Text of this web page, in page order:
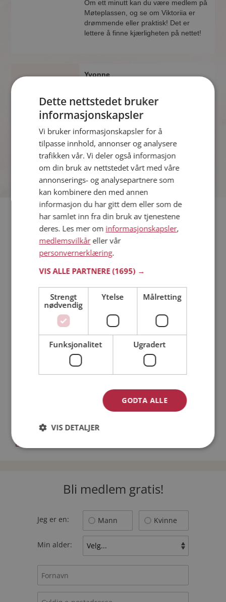
Om ett minutt kan du være medlem på
Møteplassen, og se om Viktoriia er
drømmende eller praktisk! Det er
lettere å finne kjærligheten på nettet!
Yvonne
Søker mann 42 - 53 år
Liker du å reise? Det gjør kanskje
Yvonne også. Bli medlem nå for å finne
svaret og mengder av andre
spennende fakta.
Hvis du søker dating i Sør-Varanger har du kommet til riktig
sted. På Møteplassen kan du bli medlem og søke blant
tusenvis av datinginteresserte single i Sør-Varanger
Läs mer
Trinn 1 - Bli medlem og lag en presentasjon
Trinn 2 - Slik fungerer våre søkefunksjoner
Trinn 3 - Tips til hvordan du tar kontakt
Sikker dating
Dating på mobilen
Nettdatingtips
Date kvinner i Norge
Date menn i Norge
Bli medlem gratis!
Jeg er en: Mann Kvinne
Min alder:
Dette nettstedet bruker
informasjonskapsler
Vi bruker informasjonskapsler for å
tilpasse innhold, annonser og analysere
trafikken vår. Vi deler også informasjon
om din bruk av nettstedet vårt med våre
annonserings- og analysepartnere som
kan kombinere den med annen
informasjon du har gitt dem eller som de
har samlet inn fra din bruk av tjenestene
deres. Les mer om informasjonskapsler,
medlemsvilkåreller vår
personvernerklæring.
VIS ALLE PARTNERE(1695) →
Strengt
nødvendig
Ytelse Målretting
Funksjonalitet Ugradert
GODTA ALLE
VIS DETALJER